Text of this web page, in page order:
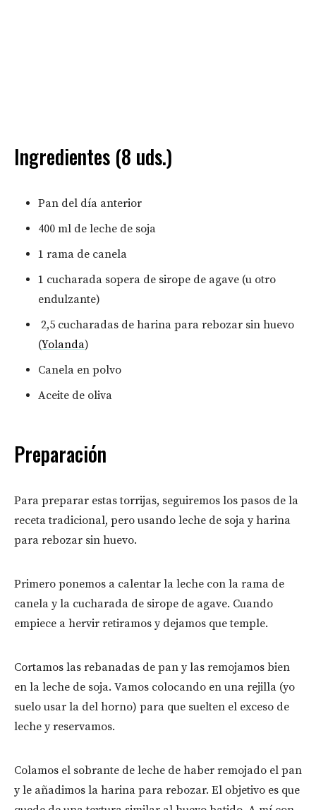
Ingredientes (8 uds.)
Pan del día anterior
400 ml de leche de soja
1 rama de canela
1 cucharada sopera de sirope de agave (u otro
endulzante)
2,5 cucharadas de harina para rebozar sin huevo
(Yolanda)
Canela en polvo
Aceite de oliva
Preparación
Para preparar estas torrijas, seguiremos los pasos de la
receta tradicional, pero usando leche de soja y harina
para rebozar sin huevo.
Primero ponemos a calentar la leche con la rama de
canela y la cucharada de sirope de agave. Cuando
empiece a hervir retiramos y dejamos que temple.
Cortamos las rebanadas de pan y las remojamos bien
en la leche de soja. Vamos colocando en una rejilla (yo
suelo usar la del horno) para que suelten el exceso de
leche y reservamos.
Colamos el sobrante de leche de haber remojado el pan
y le añadimos la harina para rebozar. El objetivo es que